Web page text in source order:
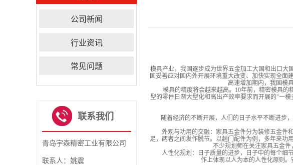
模具产业，我国逐步成为世界五金加工大国和出口大
国妥善应对国内外开展环境重大改变、加快实现全面
高速增加期内，我国模
模具的精度将会越来越高。10年前，精密模具的
型的零件日渐大型化和高出产效率要求而开展的"一
随着经济的不断开展，人们的日子水平不断进步，
外观与功用的交融：家具五金件分为装修五金件和
足，两者之间发作脱节。以趟门配件为例，多年来功
不少规划师在关注家具五金
人性化规划：日子质量的进步，日子中的每个细
作上体现以人为本的人性化原则
公司新闻
行业资讯
常见问题
联系我们
青岛宇森精密工业有限公司
联系人：姚震